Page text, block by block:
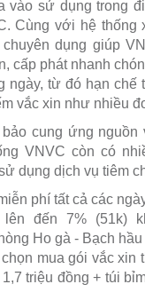
vào sử dụng trong
Cùng với hệ thống
dụng giúp
cấp phát nhanh
ngày, từ đó hạn chế
vắc xin như nhiều
cung ứng
VNVC còn có
dụng dịch vụ tiêm
phí tất cả các
lên đến 7% (51k)
Ho gà - Bạch
mua gói vắc xin
triệu đồng + túi